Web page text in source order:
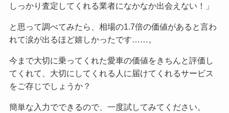
しっかり査定してくれる業者になかなか出会えない！」
と思って調べてみたら、相場の1.7倍の価値があると言わ
れて涙が出るほど嬉しかったです……。
今まで大切に乗ってくれた愛車の価値をきちんと評価し
てくれて、大切にしてくれる人に届けてくれるサービス
をご存じでしょうか？
簡単な入力でできるので、一度試してみてください。